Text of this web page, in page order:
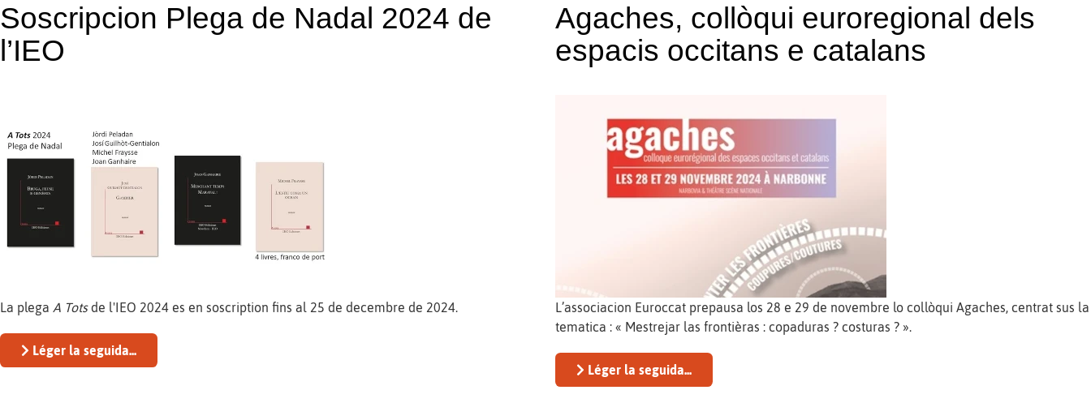
Soscripcion Plega de Nadal 2024 de
l’IEO
La plega A Totsde l'IEO 2024 es en soscription fins al 25 de decembre de 2024.
Léger la seguida...
Agaches, collòqui euroregional dels
espacis occitans e catalans
L’associacion Euroccat prepausa los 28 e 29 de novembre lo collòqui Agaches, centrat sus la
tematica : « Mestrejar las frontièras : copaduras ? costuras ? ».
Léger la seguida...